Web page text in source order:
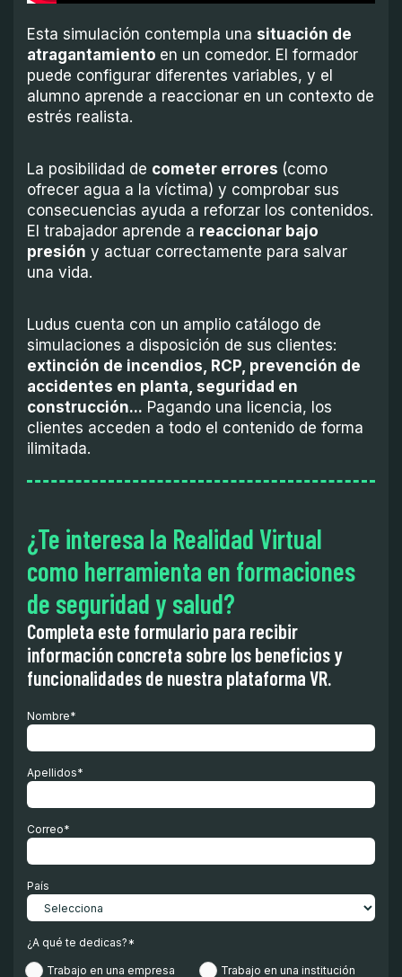
Esta simulación contempla una situación de
atragantamiento en un comedor. El formador
puede configurar diferentes variables, y el
alumno aprende a reaccionar en un contexto de
estrés realista.
La posibilidad de cometer errores (como
ofrecer agua a la víctima) y comprobar sus
consecuencias ayuda a reforzar los contenidos.
El trabajador aprende a reaccionar bajo
presión y actuar correctamente para salvar
una vida.
Ludus cuenta con un amplio catálogo de
simulaciones a disposición de sus clientes:
extinción de incendios, RCP, prevención de
accidentes en planta, seguridad en
construcción... Pagando una licencia, los
clientes acceden a todo el contenido de forma
ilimitada.
¿Te interesa la Realidad Virtual
como herramienta en formaciones
de seguridad y salud?
Completa este formulario para recibir
información concreta sobre los beneficios y
funcionalidades de nuestra plataforma VR.
Nombre*
Apellidos*
Correo*
País
¿A qué te dedicas?*
Trabajo en una empresa
Trabajo en una institución